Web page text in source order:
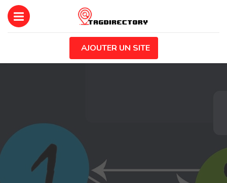
AJOUTER UN SITE